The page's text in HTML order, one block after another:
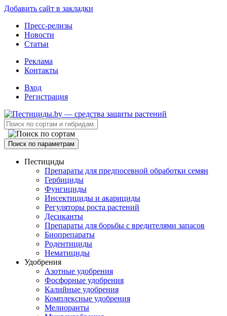
Добавить сайт в закладки
Пресс-релизы
Новости
Статьи
Реклама
Контакты
Вход
Регистрация
Поиск по параметрам
Пестициды
Препараты для предпосевной обработки семян
Гербициды
Фунгициды
Инсектициды и акарициды
Регуляторы роста растений
Десиканты
Препараты для борьбы с вредителями запасов
Биопрепараты
Родентициды
Нематициды
Удобрения
Азотные удобрения
Фосфорные удобрения
Калийные удобрения
Комплексные удобрения
Мелиоранты